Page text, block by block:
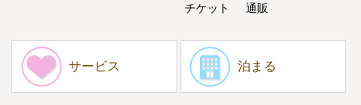
チケット
通販
サービス 泊まる